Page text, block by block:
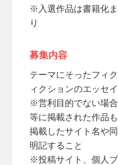
※入選作品は書籍化
り
募集内容
テーマにそったフィ
ィクションのエッセイ
※営利目的でない場
等に掲載された作品
掲載したサイト名や
明記すること
※投稿サイト、個人